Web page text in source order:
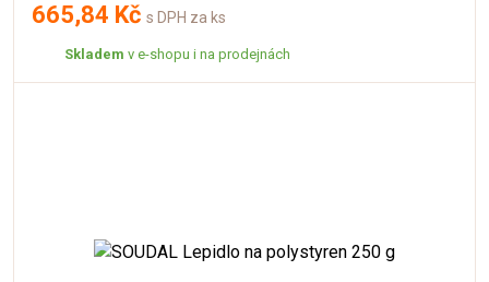
665,84 Kč s DPH za ks
Skladem v e-shopu i na prodejnách